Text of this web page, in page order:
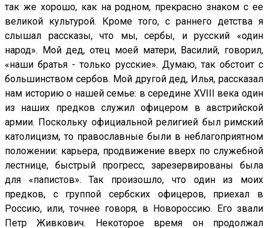
так же хорошо, как на родном, прекрасно знаком с ее
великой культурой. Кроме того, с раннего детства я
слышал рассказы, что мы, сербы, и русский «один
народ». Мой дед, отец моей матери, Василий, говорил,
«наши братья - только русские». Думаю, так обстоит с
большинством сербов. Мой другой дед, Илья, рассказал
нам историю о нашей семье: в середине XVIII века один
из наших предков служил офицером в австрийской
армии. Поскольку официальной религией был римский
католицизм, то православные были в неблагоприятном
положении: карьера, продвижение вверх по служебной
лестнице, быстрый прогресс, зарезервированы была
для «папистов». Так произошло, что один из моих
предков, с группой сербских офицеров, приехал в
Россию, или, точнее говоря, в Новороссию. Его звали
Петр Живкович. Некоторое время он продолжал